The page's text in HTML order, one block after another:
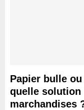
Papier bulle ou
quelle solution
marchandises